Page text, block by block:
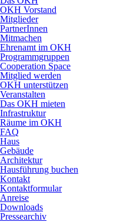
OKH Vorstand
Mitglieder
PartnerInnen
Mitmachen
Ehrenamt im OKH
Programmgruppen
Cooperation Space
Mitglied werden
OKH unterstützen
Veranstalten
Das OKH mieten
Infrastruktur
Räume im OKH
FAQ
Haus
Gebäude
Architektur
Hausführung buchen
Kontakt
Kontaktformular
Anreise
Downloads
Pressearchiv